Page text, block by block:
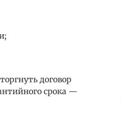
договор
срока —